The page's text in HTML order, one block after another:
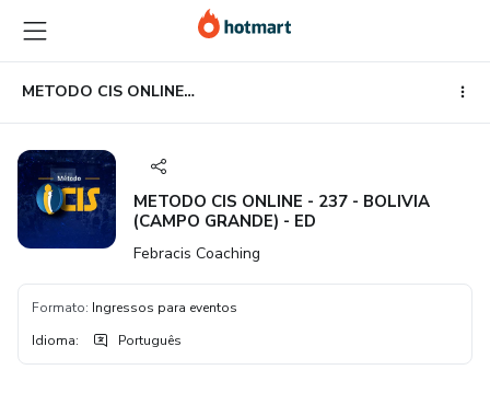
para
o
conteúdo
principal
para
o
pagamento
para
o
rodapé
METODO CIS ONLINE - 237 - BOLIVIA (CAMPO GRANDE) - ED
METODO CIS ONLINE - 237 - BOLIVIA
(CAMPO GRANDE) - ED
Febracis Coaching
Formato: Ingressos para eventos
Idioma: Português